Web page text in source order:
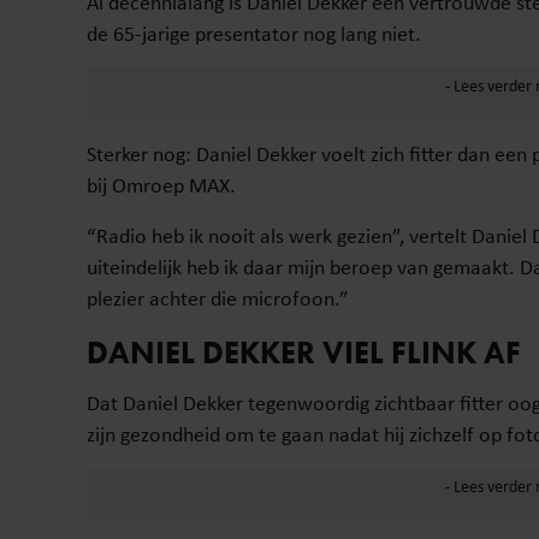
de 65-jarige presentator nog lang niet.
Sterker nog: Daniel Dekker voelt zich fitter dan
bij Omroep MAX.
“Radio heb ik nooit als werk gezien”, vertelt
uiteindelijk heb ik daar mijn beroep van gemaakt.
plezier achter die microfoon.”
DANIEL DEKKER VIEL FLINK AF
Dat Daniel Dekker tegenwoordig zichtbaar fitter
zijn gezondheid om te gaan nadat hij zichzelf op